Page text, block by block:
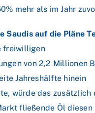
mehr als im Jahr
Saudis auf die Pläne
freiwilligen
von 2,2 Millionen
Jahreshälfte hinein
würde das zusätzlich
fließende Öl